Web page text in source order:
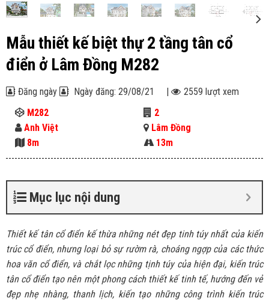
Mẫu thiết kế biệt thự 2 tầng tân cổ
điển ở Lâm Đồng M282
Đăng ngày Ngày đăng: 29/08/21 |
2559 lượt xem
M282
2
Anh Việt
Lâm Đồng
8m
13m
Mục lục nội dung
Thiết kế tân cổ điển kế thừa những nét đẹp tinh túy nhất của kiến
trúc cổ điển, nhưng loại bỏ sự rườm rà, choáng ngợp của các thức
hoa văn cổ điển, và chắt lọc những tịnh túy của hiện đại, kiến trúc
tân cổ điển tạo nên một phong cách thiết kế tinh tế, hướng đến vẻ
đẹp nhẹ nhàng, thanh lịch, kiến tạo những công trình kiến trúc